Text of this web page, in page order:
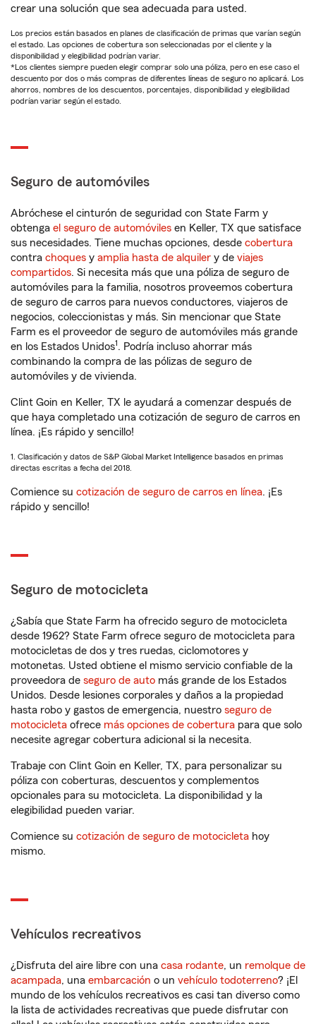
crear una solución que sea adecuada para usted.
Los precios están basados en planes de clasificación de primas que varían según
el estado. Las opciones de cobertura son seleccionadas por el cliente y la
disponibilidad y elegibilidad podrían variar.
*Los clientes siempre pueden elegir comprar solo una póliza, pero en ese caso el
descuento por dos o más compras de diferentes líneas de seguro no aplicará. Los
ahorros, nombres de los descuentos, porcentajes, disponibilidad y elegibilidad
podrían variar según el estado.
Seguro de automóviles
Abróchese el cinturón de seguridad con State Farm y
obtenga el seguro de automóviles en Keller, TX que satisface
sus necesidades. Tiene muchas opciones, desde cobertura
contra choques y amplia hasta de alquiler y de viajes
compartidos. Si necesita más que una póliza de seguro de
automóviles para la familia, nosotros proveemos cobertura
de seguro de carros para nuevos conductores, viajeros de
negocios, coleccionistas y más. Sin mencionar que State
Farm es el proveedor de seguro de automóviles más grande
en los Estados Unidos1. Podría incluso ahorrar más
combinando la compra de las pólizas de seguro de
automóviles y de vivienda.
Clint Goin en Keller, TX le ayudará a comenzar después de
que haya completado una cotización de seguro de carros en
línea. ¡Es rápido y sencillo!
1. Clasificación y datos de S&P Global Market Intelligence basados en primas
directas escritas a fecha del 2018.
Comience su cotización de seguro de carros en línea. ¡Es
rápido y sencillo!
Seguro de motocicleta
¿Sabía que State Farm ha ofrecido seguro de motocicleta
desde 1962? State Farm ofrece seguro de motocicleta para
motocicletas de dos y tres ruedas, ciclomotores y
motonetas. Usted obtiene el mismo servicio confiable de la
proveedora de seguro de auto más grande de los Estados
Unidos. Desde lesiones corporales y daños a la propiedad
hasta robo y gastos de emergencia, nuestro seguro de
motocicleta ofrece más opciones de cobertura para que solo
necesite agregar cobertura adicional si la necesita.
Trabaje con Clint Goin en Keller, TX, para personalizar su
póliza con coberturas, descuentos y complementos
opcionales para su motocicleta. La disponibilidad y la
elegibilidad pueden variar.
Comience su cotización de seguro de motocicleta hoy
mismo.
Vehículos recreativos
¿Disfruta del aire libre con una casa rodante, un remolque de
acampada, una embarcación o un vehículo todoterreno? ¡El
mundo de los vehículos recreativos es casi tan diverso como
la lista de actividades recreativas que puede disfrutar con